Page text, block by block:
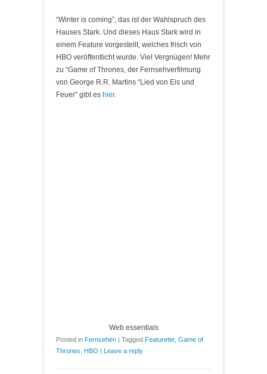
“Winter is coming”, das ist der Wahlspruch des
Hauses Stark. Und dieses Haus Stark wird in
einem Feature vorgestellt, welches frisch von
HBO veröffentlicht wurde. Viel Vergnügen! Mehr
zu “Game of Thrones, der Fernsehverfilmung
von George R.R. Martins “Lied von Eis und
Feuer” gibt es hier.
Web essentials
Posted in Fernsehen | Tagged Featurette Game of
Thrones HBO | Leave a reply